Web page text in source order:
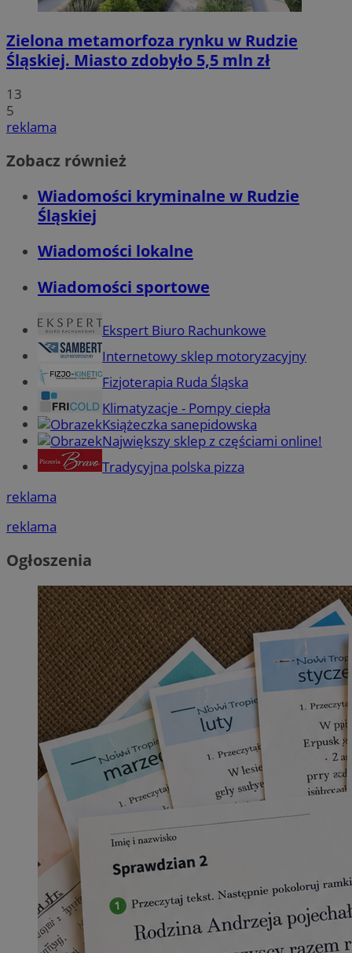
Zielona metamorfoza rynku w Rudzie
Śląskiej. Miasto zdobyło 5,5 mln zł
13
5
reklama
Zobacz również
Wiadomości kryminalne w Rudzie
Śląskiej
Wiadomości lokalne
Wiadomości sportowe
Ekspert Biuro Rachunkowe
Internetowy sklep motoryzacyjny
Fizjoterapia Ruda Śląska
Klimatyzacje - Pompy ciepła
Książeczka sanepidowska
Największy sklep z częściami online!
Tradycyjna polska pizza
reklama
reklama
Ogłoszenia